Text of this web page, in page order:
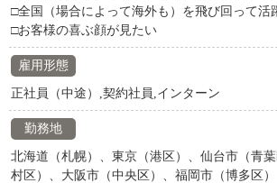
□全国（場合によって海外も）を飛び回って活
□お客様の喜ぶ顔が見たい
雇用形態
正社員（中途）,契約社員,インターン
勤務地
北海道（札幌）、東京（港区）、仙台市（青
村区）、大阪市（中央区）、福岡市（博多区）